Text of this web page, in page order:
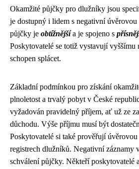
Okamžité půjčky pro dlužníky jsou
je dostupný i lidem s negativní
půjčky je obtížnějšía je spojeno s
Poskytovatelé se totiž vystavují
schopen splácet.
Základní podmínkou pro získání
plnoletost a trvalý pobyt v České
vyžadován pravidelný příjem, ať už ze
důchodu. Výše příjmu musí být
Poskytovatelé si také prověřují
registrech dlužníků. Negativní záznamy
schválení půjčky. Někteří poskytovatelé